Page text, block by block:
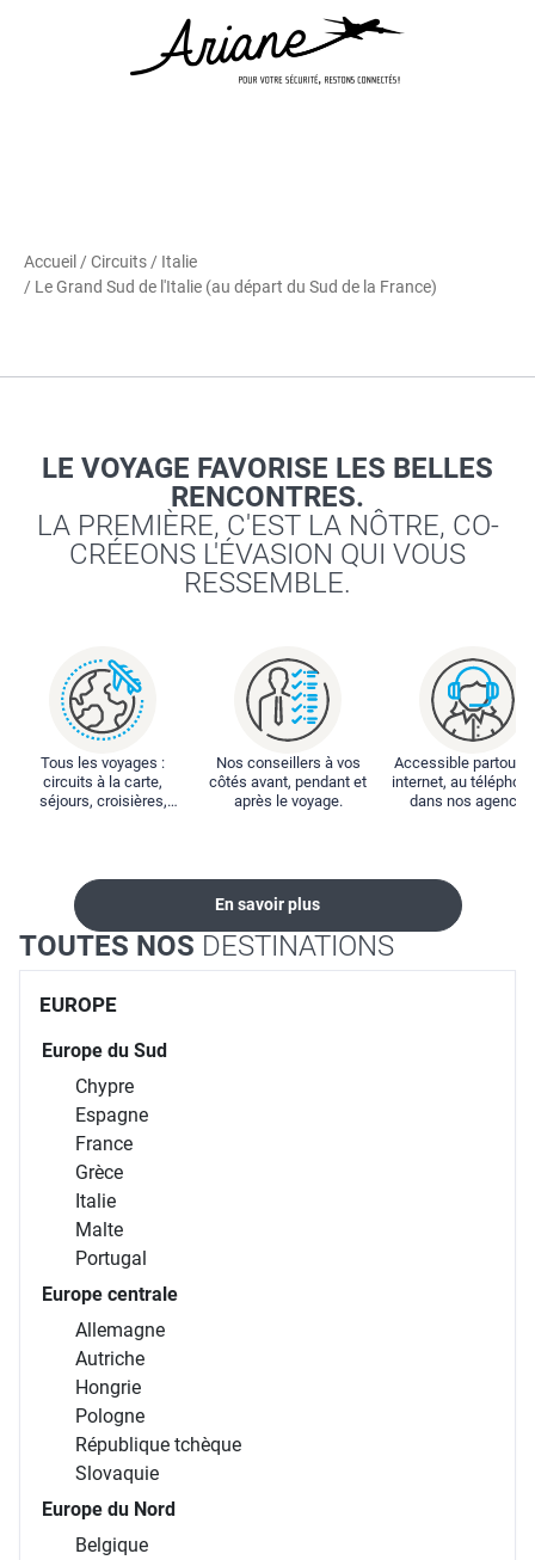
Accueil /Circuits / Italie
/ Le Grand Sud de l'Italie (au départ du Sud de la France)
LE VOYAGE FAVORISE LES BELLES
RENCONTRES.
LA PREMIÈRE, C'EST LA NÔTRE, CO-
CRÉEONS L'ÉVASION QUI VOUS
RESSEMBLE.
Tous les voyages :
circuits à la carte,
séjours, croisières,
Nos conseillers à vos
côtés avant, pendant et
après le voyage.
Accessible partout :
internet, au
dans nos
En savoir plus
TOUTES NOS DESTINATIONS
EUROPE
Europe du Sud
Chypre
Espagne
France
Grèce
Italie
Malte
Portugal
Europe centrale
Allemagne
Autriche
Hongrie
Pologne
République tchèque
Slovaquie
Europe du Nord
Belgique